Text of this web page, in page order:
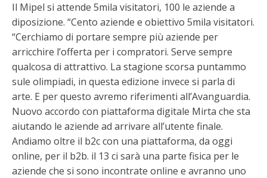
Il Mipel si attende 5mila visitatori, 100 le aziende a
diposizione. “Cento aziende e obiettivo 5mila visitatori.
“Cerchiamo di portare sempre più aziende per
arricchire l’offerta per i compratori. Serve sempre
qualcosa di attrattivo. La stagione scorsa puntammo
sule olimpiadi, in questa edizione invece si parla di
arte. E per questo avremo riferimenti all’Avanguardia.
Nuovo accordo con piattaforma digitale Mirta che sta
aiutando le aziende ad arrivare all’utente finale.
Andiamo oltre il b2c con una piattaforma, da oggi
online, per il b2b. il 13 ci sarà una parte fisica per le
aziende che si sono incontrate online e avranno uno